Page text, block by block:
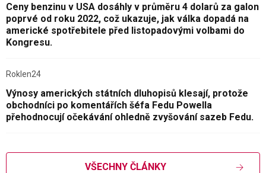
Ceny benzinu v USA dosáhly v průměru 4 dolarů za galon
poprvé od roku 2022, což ukazuje, jak válka dopadá na
americké spotřebitele před listopadovými volbami do
Kongresu.
Roklen24
Výnosy amerických státních dluhopisů klesají, protože
obchodníci po komentářích šéfa Fedu Powella
přehodnocují očekávání ohledně zvyšování sazeb Fedu.
VŠECHNY ČLÁNKY